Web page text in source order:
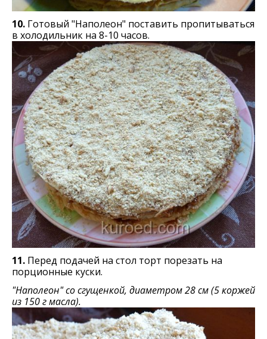
10. Готовый "Наполеон" поставить пропитываться
в холодильник на 8-10 часов.
11. Перед подачей на стол торт порезать на
порционные куски.
"Наполеон" со сгущенкой, диаметром 28 см (5 коржей
из 150 г масла).